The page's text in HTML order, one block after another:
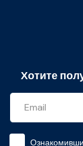
Хотите